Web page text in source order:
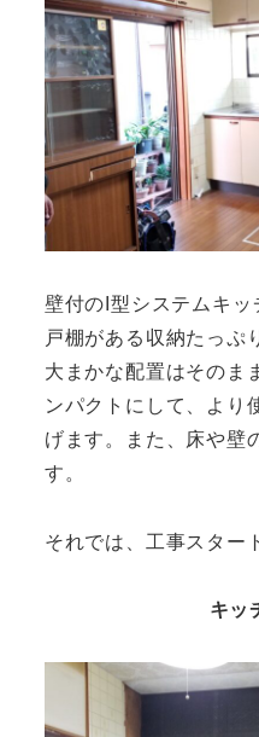
壁付のI型システムキッ
戸棚がある収納たっぷ
大まかな配置はそのま
ンパクトにして、より
げます。また、床や壁
す。
それでは、工事スター
キッ